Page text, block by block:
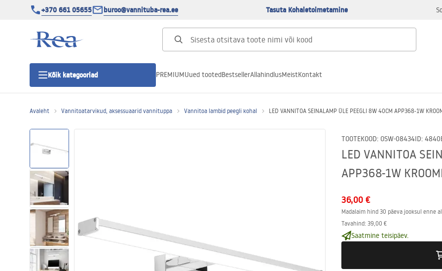
+370 661 05655 buroo@vannituba-rea.ee Tasuta Kohaletoimetamine
Kõik kategooriad
Duši uks
Vannitoa dušialused
Lineaarne duši äravool
Tualettruumid
Vajub ära
PREMIUMUued tootedBestsellerAllahindlusMeistKontakt
Avaleht Vannitoatarvikud, aksessuaarid vannituppa Vannitoa lambid peegli kohal LED VANNITOA SEINALAMP ÜLE PEEGLI 8W 40CM APP368-1W
TOOTEKOOD: OSW-08434ID: 4840
LED VANNITOA
APP368-1W
36,00 €
Madalaim hind 30 päeva jooksul enne
Tavahind: 39,00 €
Saatmine teisipäev.